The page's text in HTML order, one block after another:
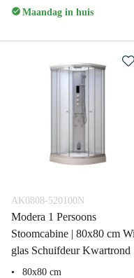
Maandag in huis
AK0808-520100N
Modera 1 Persoons
Stoomcabine | 80x80 cm
glas Schuifdeur Kwartrond
80x80 cm